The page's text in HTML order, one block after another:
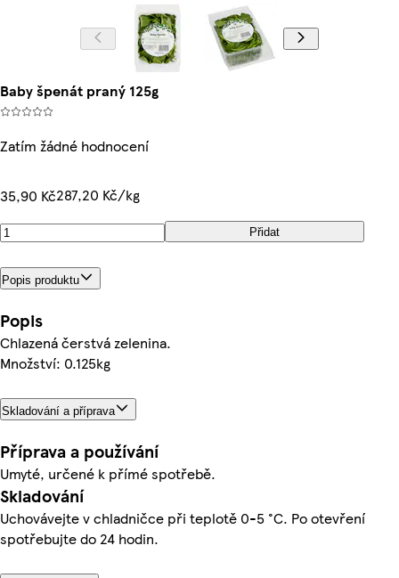
Baby špenát praný 125g
Zatím žádné hodnocení
35,90 Kč287,20 Kč/kg
Přidat
Popis produktu
Popis
Chlazená čerstvá zelenina.
Množství: 0.125kg
Skladování a příprava
Příprava a používání
Umyté, určené k přímé spotřebě.
Skladování
Uchovávejte v chladničce při teplotě 0-5 °C. Po otevření
spotřebujte do 24 hodin.